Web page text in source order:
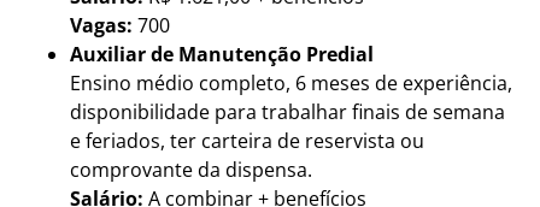
Vagas: 700
Auxiliar de Manutenção Predial
Ensino médio completo, 6 meses de experiência,
disponibilidade para trabalhar finais de semana
e feriados, ter carteira de reservista ou
comprovante da dispensa.
Salário: A combinar + benefícios